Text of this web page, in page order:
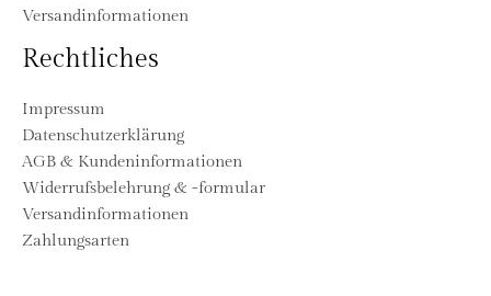
Versandinformationen
Rechtliches
Impressum
Datenschutzerklärung
AGB & Kundeninformationen
Widerrufsbelehrung & -formular
Versandinformationen
Zahlungsarten